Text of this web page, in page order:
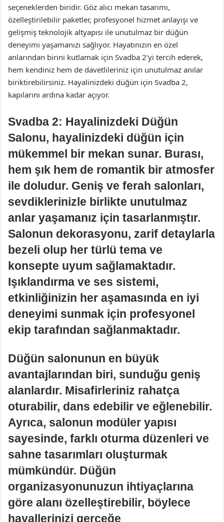
seçeneklerden biridir. Göz alıcı mekan tasarımı,
özelleştirilebilir paketler, profesyonel hizmet anlayışı ve
gelişmiş teknolojik altyapısı ile unutulmaz bir düğün
deneyimi yaşamanızı sağlıyor. Hayatınızın en özel
anlarından birini kutlamak için Svadba 2’yi tercih ederek,
hem kendiniz hem de davetlileriniz için unutulmaz anılar
biriktirebilirsiniz. Hayalinizdeki düğün için Svadba 2,
kapılarını ardına kadar açıyor.
Svadba 2: Hayalinizdeki Düğün
Salonu, hayalinizdeki düğün için
mükemmel bir mekan sunar. Burası,
hem şık hem de romantik bir atmosfer
ile doludur. Geniş ve ferah salonları,
sevdiklerinizle birlikte unutulmaz
anlar yaşamanız için tasarlanmıştır.
Salonun dekorasyonu, zarif detaylarla
bezeli olup her türlü tema ve
konsepte uyum sağlamaktadır.
Işıklandırma ve ses sistemi,
etkinliğinizin her aşamasında en iyi
deneyimi sunmak için profesyonel
ekip tarafından sağlanmaktadır.
Düğün salonunun en büyük
avantajlarından biri, sunduğu geniş
alanlardır. Misafirleriniz rahatça
oturabilir, dans edebilir ve eğlenebilir.
Ayrıca, salonun modüler yapısı
sayesinde, farklı oturma düzenleri ve
sahne tasarımları oluşturmak
mümkündür. Düğün
organizasyonunuzun ihtiyaçlarına
göre alanı özelleştirebilir, böylece
hayallerinizi gerçeğe